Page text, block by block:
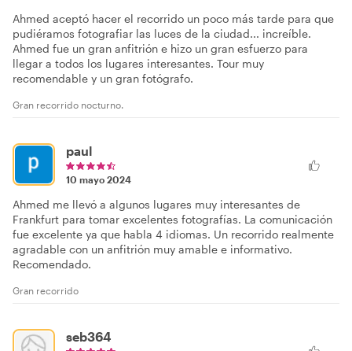
Ahmed aceptó hacer el recorrido un poco más tarde para que
pudiéramos fotografiar las luces de la ciudad... increíble.
Ahmed fue un gran anfitrión e hizo un gran esfuerzo para
llegar a todos los lugares interesantes. Tour muy
recomendable y un gran fotógrafo.
Gran recorrido nocturno.
paul
10 mayo 2024
Ahmed me llevó a algunos lugares muy interesantes de
Frankfurt para tomar excelentes fotografías. La comunicación
fue excelente ya que habla 4 idiomas. Un recorrido realmente
agradable con un anfitrión muy amable e informativo.
Recomendado.
Gran recorrido
seb364